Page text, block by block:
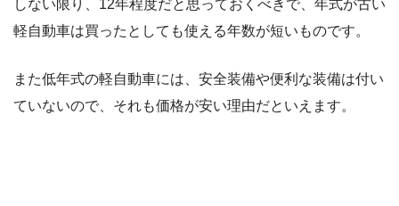
しない限り、12年程度だと思っておくべきで、年式が古い
軽自動車は買ったとしても使える年数が短いものです。
また低年式の軽自動車には、安全装備や便利な装備は付い
ていないので、それも価格が安い理由だといえます。